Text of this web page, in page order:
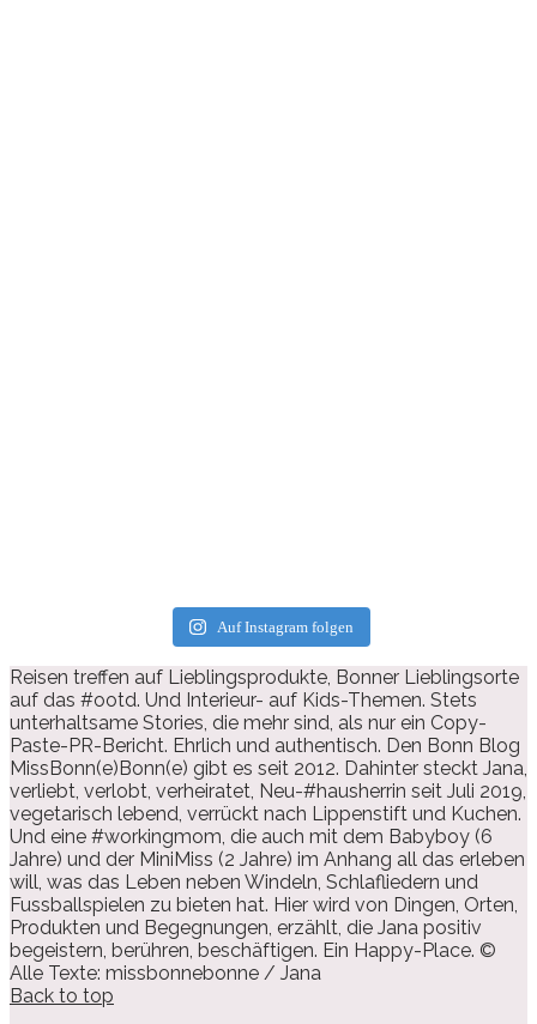
Auf Instagram folgen
Reisen treffen auf Lieblingsprodukte, Bonner Lieblingsorte
auf das #ootd. Und Interieur- auf Kids-Themen. Stets
unterhaltsame Stories, die mehr sind, als nur ein Copy-
Paste-PR-Bericht. Ehrlich und authentisch. Den Bonn Blog
MissBonn(e)Bonn(e) gibt es seit 2012. Dahinter steckt Jana,
verliebt, verlobt, verheiratet, Neu-#hausherrin seit Juli 2019,
vegetarisch lebend, verrückt nach Lippenstift und Kuchen.
Und eine #workingmom, die auch mit dem Babyboy (6
Jahre) und der MiniMiss (2 Jahre) im Anhang all das erleben
will, was das Leben neben Windeln, Schlafliedern und
Fussballspielen zu bieten hat. Hier wird von Dingen, Orten,
Produkten und Begegnungen, erzählt, die Jana positiv
begeistern, berühren, beschäftigen. Ein Happy-Place. ©
Alle Texte: missbonnebonne / Jana
Back to top